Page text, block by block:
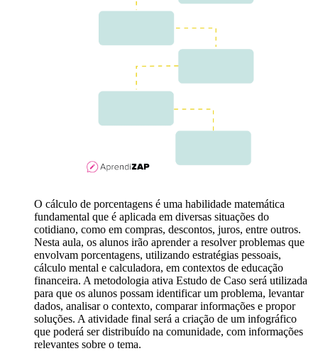
O cálculo de porcentagens é uma habilidade matemática
fundamental que é aplicada em diversas situações do
cotidiano, como em compras, descontos, juros, entre outros.
Nesta aula, os alunos irão aprender a resolver problemas que
envolvam porcentagens, utilizando estratégias pessoais,
cálculo mental e calculadora, em contextos de educação
financeira. A metodologia ativa Estudo de Caso será utilizada
para que os alunos possam identificar um problema, levantar
dados, analisar o contexto, comparar informações e propor
soluções. A atividade final será a criação de um infográfico
que poderá ser distribuído na comunidade, com informações
relevantes sobre o tema.